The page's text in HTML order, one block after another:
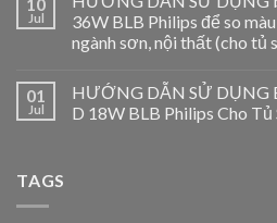
Jul
36W BLB Philips để so
ngành sơn, nội thất (cho tủ
01
Jul
HƯỚNG DẪN SỬ DỤNG
D 18W BLB Philips Cho Tủ
TAGS